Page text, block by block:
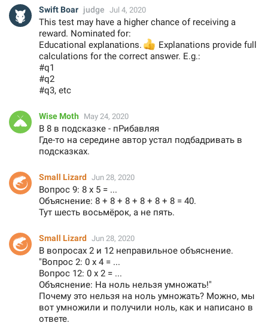
Swift Boar judge Jul 4, 2020
This test may have a higher chance of receiving a
reward. Nominated for:
Educational explanations.
👍Explanations provide full
calculations for the correct answer. E.g.:
#q1
#q2
#q3, etc
Wise Moth May 24, 2020
В 8 в подсказке - пРибавляя
Где-то на середине автор устал подбадривать в
подсказках.
Small Lizard Jun 28, 2020
Вопрос 9: 8 х 5 = ...
Объяснение: 8 + 8 + 8 + 8 + 8 + 8 = 40.
Тут шесть восьмёрок, а не пять.
Small Lizard Jun 28, 2020
В вопросах 2 и 12 неправильное объяснение.
"Вопрос 2: 0 х 4 = ...
Вопрос 12: 0 х 2 = ...
Объяснение: На ноль нельзя умножать!"
Почему это нельзя на ноль умножать? Можно, мы
вот умножили и получили ноль, как и написано в
ответе.